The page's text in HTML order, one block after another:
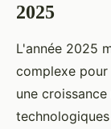
2025
L'année 2025
complexe pour
une